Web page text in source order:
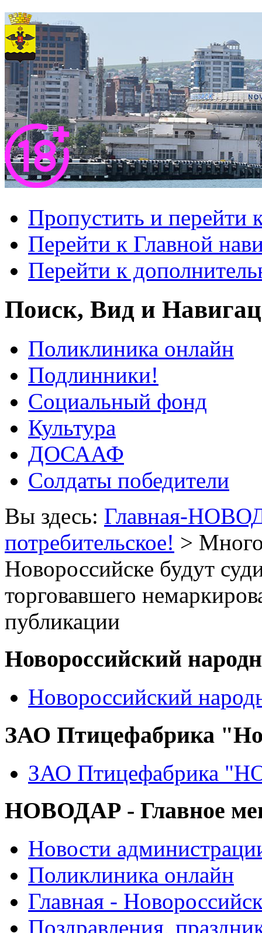
Пропустить и перейти
Перейти к Главной
Перейти к
Поиск, Вид и
Поликлиника онлайн
Подлинники!
Социальный фонд
Культура
ДОСААФ
Солдаты победители
Вы здесь: Главная-
потребительское! >
Новороссийске будут
торговавшего
публикации
Новороссийский
Новороссийский
ЗАО Птицефабрика
ЗАО Птицефабрика
НОВОДАР - Главное
Новости
Поликлиника онлайн
Главная -
Поздравления,